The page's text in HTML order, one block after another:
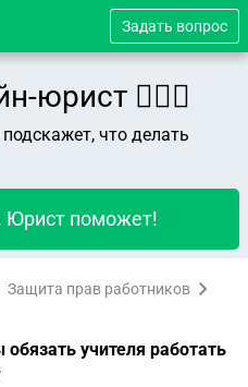
Задать вопрос
юрист 👨🏻‍⚖️
что делать
Юрист поможет!
Защита прав работников
учителя работать